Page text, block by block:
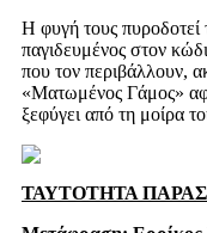
Η φυγή τους
παγιδευμένος στον
που τον περιβάλλουν,
«Ματωμένος Γάμος»
ξεφύγει από τη μοίρα
ΤΑΥΤΟΤΗΤΑ